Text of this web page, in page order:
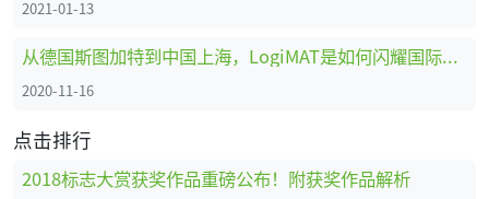
2021-01-13
从德国斯图加特到中国上海，LogiMAT是如何闪耀国际舞台的
2020-11-16
点击排行
2018标志大赏获奖作品重磅公布！附获奖作品解析